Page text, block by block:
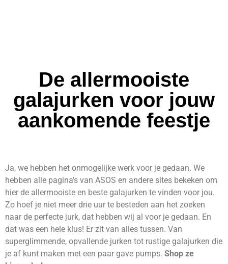
De allermooiste
galajurken voor jouw
aankomende feestje
Ja, we hebben het onmogelijke werk voor je gedaan. We
hebben alle pagina’s van ASOS en andere sites bekeken om
hier de allermooiste en beste galajurken te vinden voor jou.
Zo hoef je niet meer drie uur te besteden aan het zoeken
naar de perfecte jurk, dat hebben wij al voor je gedaan. En
dat was een hele klus! Er zit van alles tussen. Van
superglimmende, opvallende jurken tot rustige galajurken die
je af kunt maken met een paar gave pumps. Shop ze